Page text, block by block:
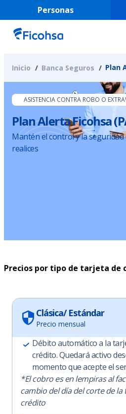
Personas
Inicio Banca Seguros Plan
ASISTENCIA CONTRA ROBO O
Plan Alerta Ficohsa
Mantén el control y la seguridad
realices
Precios por tipo de tarjeta de
Clásica/ Estándar
Precio mensual
Débito automático a la
crédito. Quedará activo
momento que acepte el
*El cobro es en lempiras al
cambio del día del corte de la
crédito